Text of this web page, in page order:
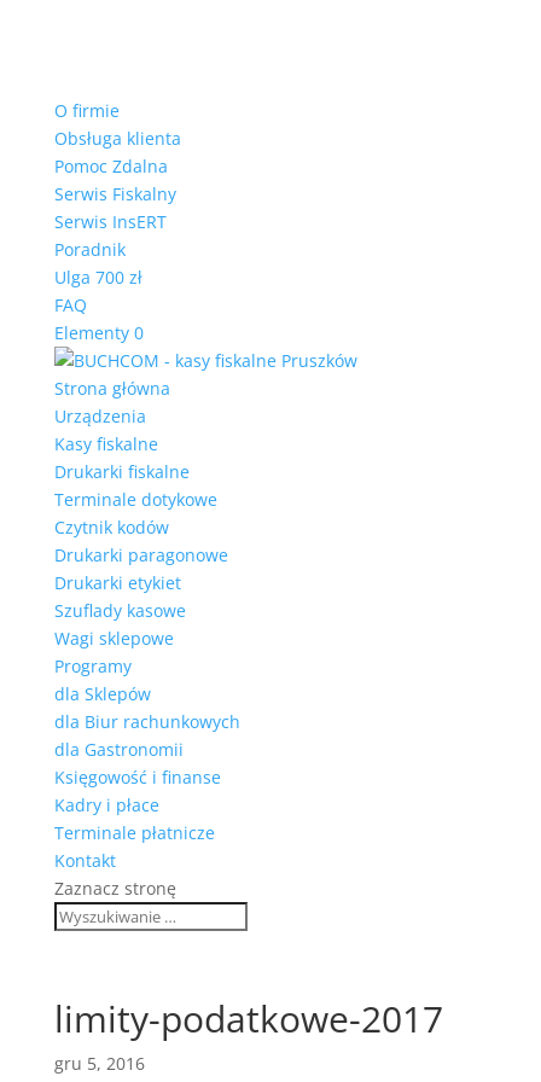
O firmie
Obsługa klienta
Pomoc Zdalna
Serwis Fiskalny
Serwis InsERT
Poradnik
Ulga 700 zł
FAQ
Elementy 0
Strona główna
Urządzenia
Kasy fiskalne
Drukarki fiskalne
Terminale dotykowe
Czytnik kodów
Drukarki paragonowe
Drukarki etykiet
Szuflady kasowe
Wagi sklepowe
Programy
dla Sklepów
dla Biur rachunkowych
dla Gastronomii
Księgowość i finanse
Kadry i płace
Terminale płatnicze
Kontakt
Zaznacz stronę
limity-podatkowe-2017
gru 5, 2016